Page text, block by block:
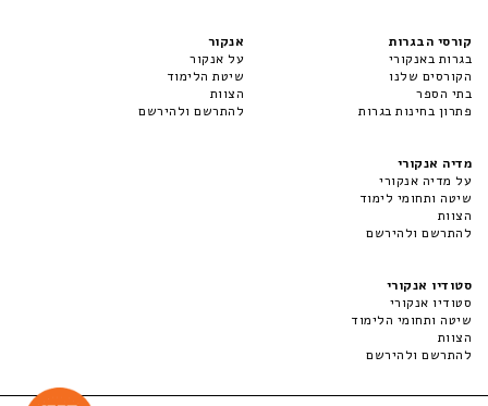
קורסי הבגרות
בגרות באנקורי
הקורסים שלנו
בתי הספר
פתרון בחינות בגרות
אנקור
על אנקור
שיטת הלימוד
הצוות
להתרשם ולהירשם
מדיה אנקורי
על מדיה אנקורי
שיטה ותחומי לימוד
הצוות
להתרשם ולהירשם
סטודיו אנקורי
סטודיו אנקורי
שיטה ותחומי הלימוד
הצוות
להתרשם ולהירשם